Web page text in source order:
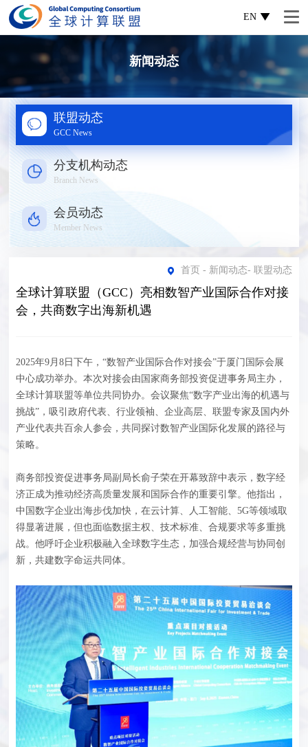
EN
新闻动态
联盟动态
GCC News
分支机构动态
Branch News
会员动态
Member News
首页 - 新闻动态- 联盟动态
全球计算联盟（GCC）亮相数智产业国际合作对接
会，共商数字出海新机遇
2025年9月8日下午，“数智产业国际合作对接会”于厦门国际会展
中心成功举办。本次对接会由国家商务部投资促进事务局主办，
全球计算联盟等单位共同协办。会议聚焦“数字产业出海的机遇与
挑战”，吸引政府代表、行业领袖、企业高层、联盟专家及国内外
产业代表共百余人参会，共同探讨数智产业国际化发展的路径与
策略。
商务部投资促进事务局副局长俞子荣在开幕致辞中表示，数字经
济正成为推动经济高质量发展和国际合作的重要引擎。他指出，
中国数字企业出海步伐加快，在云计算、人工智能、5G等领域取
得显著进展，但也面临数据主权、技术标准、合规要求等多重挑
战。他呼吁企业积极融入全球数字生态，加强合规经营与协同创
新，共建数字命运共同体。